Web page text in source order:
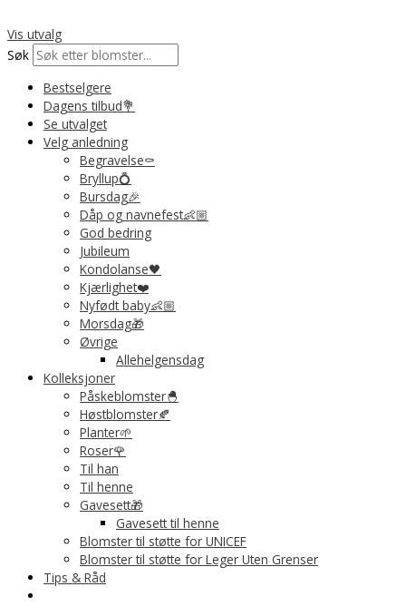
rett
til
innholdet
Vis utvalg
Søk
Bestselgere
Dagens tilbud💐
Se utvalget
Velg anledning
Begravelse⚰️
Bryllup💍
Bursdag🎉
Dåp og navnefest👶🏼
God bedring
Jubileum
Kondolanse🖤
Kjærlighet❤️
Nyfødt baby👶🏼
Morsdag🎁
Øvrige
Allehelgensdag
Kolleksjoner
Påskeblomster🐣
Høstblomster🍂
Planter🌱
Roser🌹
Til han
Til henne
Gavesett🎁
Gavesett til henne
Blomster til støtte for UNICEF
Blomster til støtte for Leger Uten Grenser
Tips & Råd